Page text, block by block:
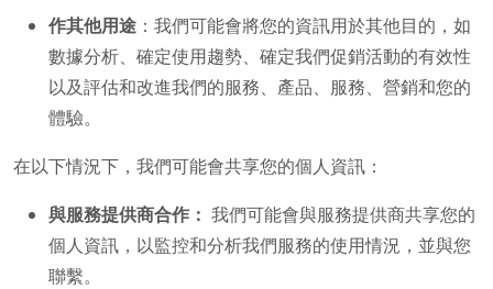
作其他用途 ：我們可能會將您的資訊用於其他目的，如
數據分析、確定使用趨勢、確定我們促銷活動的有效性
以及評估和改進我們的服務、產品、服務、營銷和您的
體驗。
在以下情況下，我們可能會共享您的個人資訊：
與服務提供商合作： 我們可能會與服務提供商共享您的
個人資訊，以監控和分析我們服務的使用情況，並與您
聯繫。